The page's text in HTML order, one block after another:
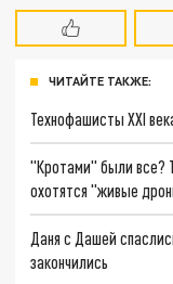
ЧИТАЙТЕ ТАКЖЕ:
Технофашисты XXI
"Кротами" были все?
охотятся "живые
Даня с Дашей
закончились